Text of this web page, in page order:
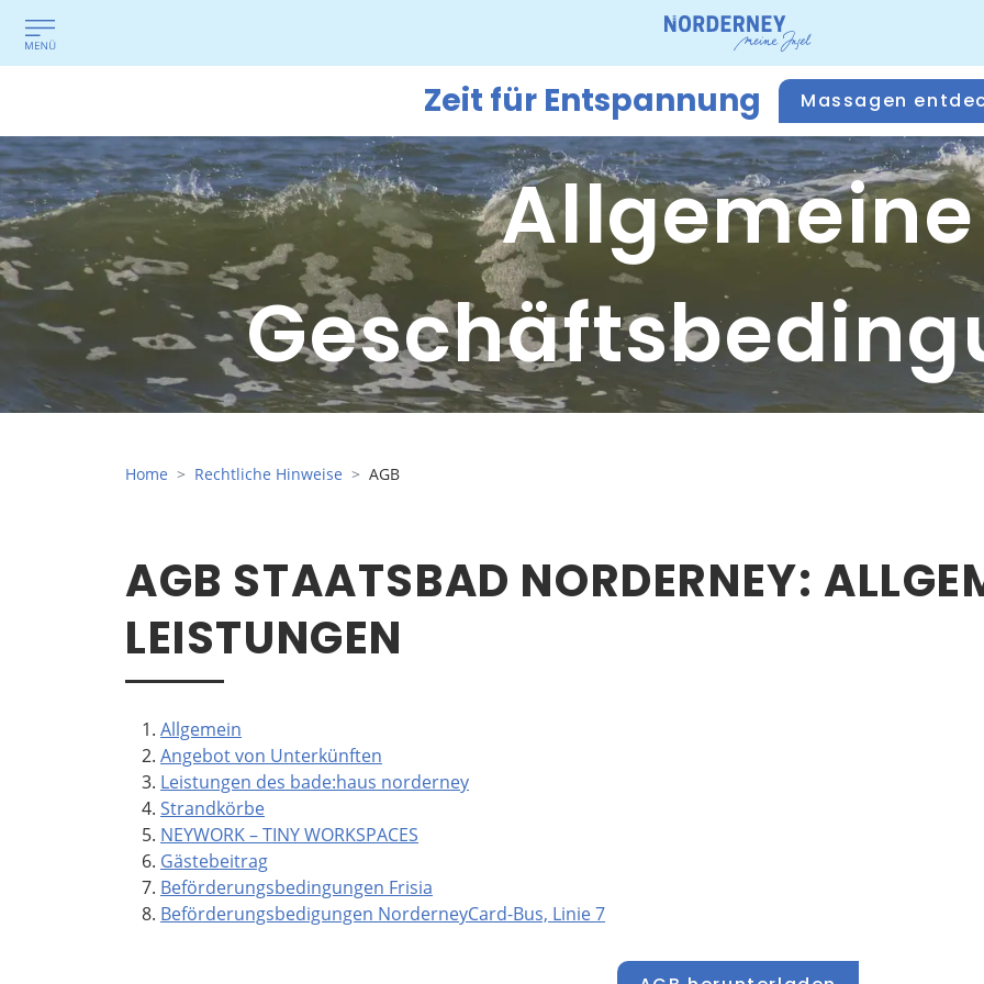
Zeit für Entspannung Massagen
Allgemeine
Home Rechtliche Hinweise AGB
AGB STAATSBAD NORDERNEY:
LEISTUNGEN
Allgemein
Angebot von Unterkünften
Leistungen des bade:haus norderney
Strandkörbe
NEYWORK – TINY WORKSPACES
Gästebeitrag
Beförderungsbedingungen Frisia
Beförderungsbedigungen NorderneyCard-Bus, Linie 7